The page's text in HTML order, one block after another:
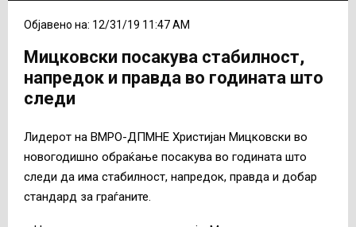
Објавено на: 12/31/19 11:47 AM
Мицковски посакува стабилност,
напредок и правда во годината што
следи
Лидерот на ВМРО-ДПМНЕ Христијан Мицковски во
новогодишно обраќање посакува во годината што
следи да има стабилност, напредок, правда и добар
стандард за граѓаните.